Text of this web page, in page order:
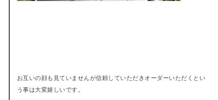
お互いの顔も見ていませんが信頼していただきオーダーいただくとい
う事は大変嬉しいです。